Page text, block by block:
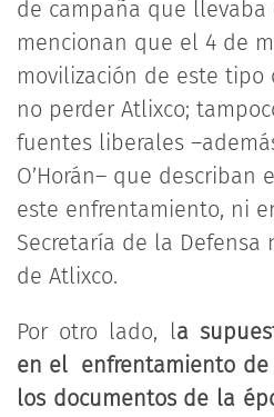
de campaña que
mencionan que el 4 de
movilización de este tipo
no perder Atlixco;
fuentes liberales
O’Horán– que describan
este enfrentamiento, ni
Secretaría de la
de Atlixco.
Por otro lado, la
en el enfrentamiento de
los documentos de la